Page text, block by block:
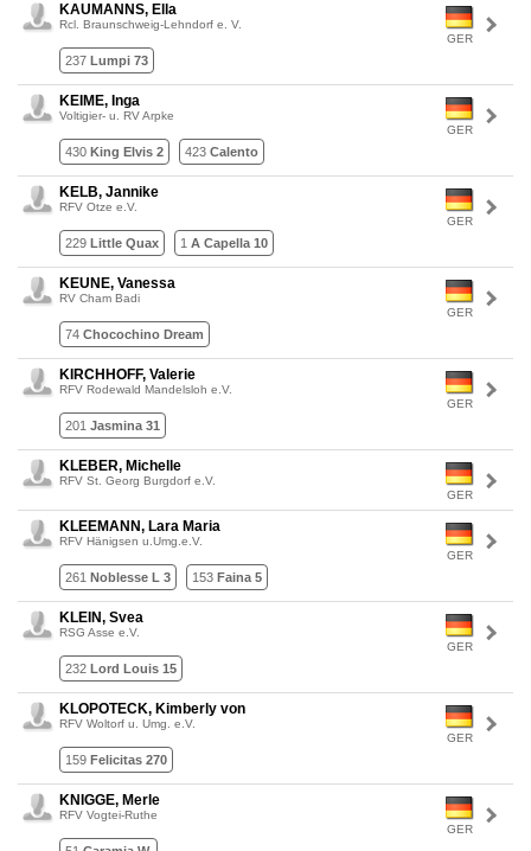
GER
KAUMANNS, Ella
Rcl. Braunschweig-Lehndorf e. V.
237 Lumpi 73
GER
KEIME, Inga
Voltigier- u. RV Arpke
430 King Elvis 2 423 Calento
GER
KELB, Jannike
RFV Otze e.V.
229 Little Quax 1 A Capella 10
GER
KEUNE, Vanessa
RV Cham Badi
74 Chocochino Dream
GER
KIRCHHOFF, Valerie
RFV Rodewald Mandelsloh e.V.
201 Jasmina 31
GER
KLEBER, Michelle
RFV St. Georg Burgdorf e.V.
GER
KLEEMANN, Lara Maria
RFV Hänigsen u.Umg.e.V.
261 Noblesse L 3 153 Faina 5
GER
KLEIN, Svea
RSG Asse e.V.
232 Lord Louis 15
GER
KLOPOTECK, Kimberly von
RFV Woltorf u. Umg. e.V.
159 Felicitas 270
GER
KNIGGE, Merle
RFV Vogtei-Ruthe